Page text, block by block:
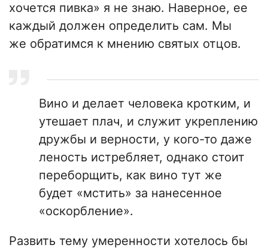
хочется пивка» я не знаю. Наверное, ее
каждый должен определить сам. Мы
же обратимся к мнению святых отцов.
Вино и делает человека кротким, и
утешает плач, и служит укреплению
дружбы и верности, у кого-то даже
леность истребляет, однако стоит
переборщить, как вино тут же
будет «мстить» за нанесенное
«оскорбление».
Развить тему умеренности хотелось бы